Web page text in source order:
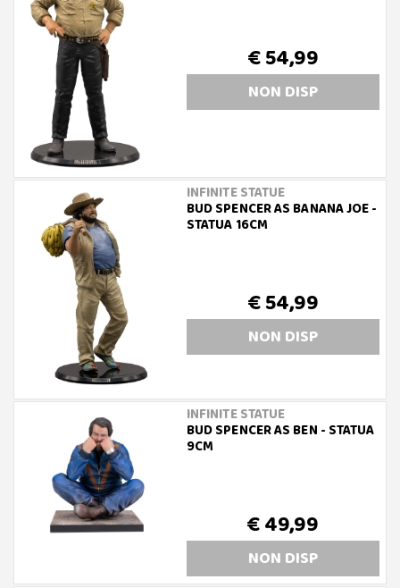
€ 54,99
NON DISP
INFINITE STATUE
BUD SPENCER AS BANANA JOE -
STATUA 16CM
€ 54,99
NON DISP
INFINITE STATUE
BUD SPENCER AS BEN - STATUA
9CM
€ 49,99
NON DISP